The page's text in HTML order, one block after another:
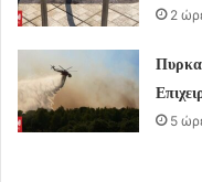
2
5